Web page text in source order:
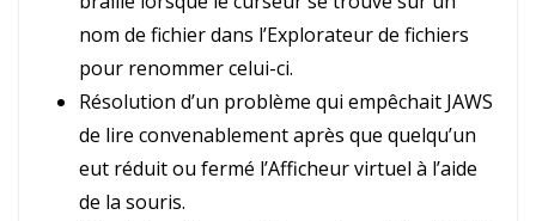
nom de fichier dans l’Explorateur de fichiers
pour renommer celui-ci.
Résolution d’un problème qui empêchait JAWS
de lire convenablement après que quelqu’un
eut réduit ou fermé l’Afficheur virtuel à l’aide
de la souris.